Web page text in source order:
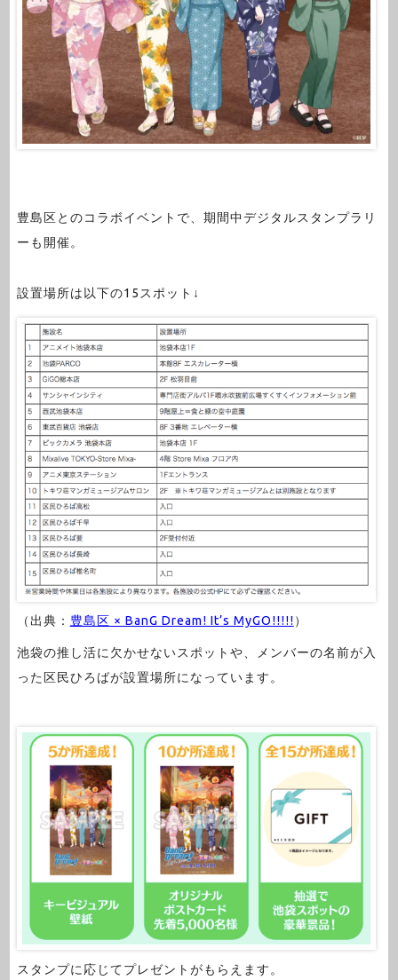
豊島区とのコラボイベントで、期間中デジタルスタンプラリ
ーも開催。
設置場所は以下の15スポット↓
（出典： 豊島区 × BanG Dream! It’s MyGO!!!!!）
池袋の推し活に欠かせないスポットや、メンバーの名前が入
った区民ひろばが設置場所になっています。
スタンプに応じてプレゼントがもらえます。